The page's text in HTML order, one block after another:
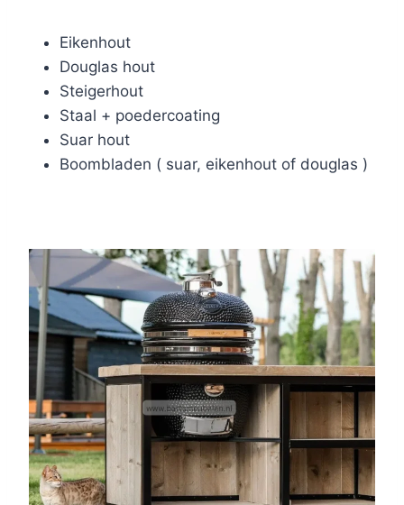
Eikenhout
Douglas hout
Steigerhout
Staal + poedercoating
Suar hout
Boombladen ( suar, eikenhout of douglas )